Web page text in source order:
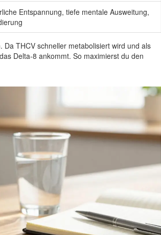
Entspannung, tiefe mentale Ausweitung,
THCV schneller metabolisiert wird und als
Delta-8 ankommt. So maximierst du den